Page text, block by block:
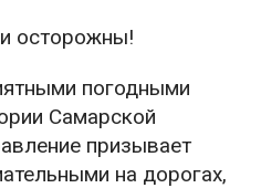
осторожны!
погодными
Самарской
призывает
на дорогах,